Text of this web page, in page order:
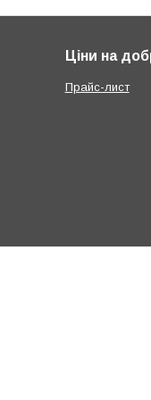
Ціни на
Прайс-лист